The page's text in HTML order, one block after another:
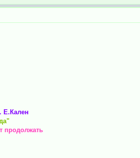
Е.Кален
продолжать